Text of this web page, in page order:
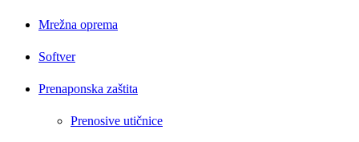
Mrežna oprema
Softver
Prenaponska zaštita
Prenosive utičnice